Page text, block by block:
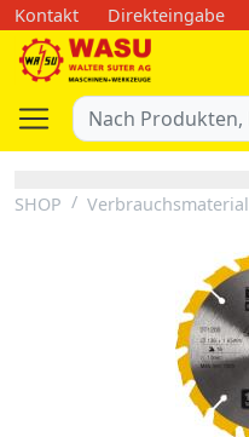
Kontakt Direkteingabe
SHOP Verbrauchsmaterial